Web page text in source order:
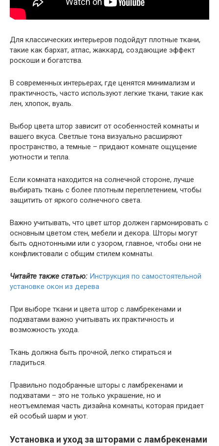
Для классических интерьеров подойдут плотные ткани,
такие как бархат, атлас, жаккард, создающие эффект
роскоши и богатства.
В современных интерьерах, где ценятся минимализм и
практичность, часто используют легкие ткани, такие как
лен, хлопок, вуаль.
Выбор цвета штор зависит от особенностей комнаты и
вашего вкуса. Светлые тона визуально расширяют
пространство, а темные – придают комнате ощущение
уютности и тепла.
Если комната находится на солнечной стороне, лучше
выбирать ткань с более плотным переплетением, чтобы
защитить от яркого солнечного света.
Важно учитывать, что цвет штор должен гармонировать с
основным цветом стен, мебели и декора. Шторы могут
быть однотонными или с узором, главное, чтобы они не
конфликтовали с общим стилем комнаты.
Читайте также статью: Инструкция по самостоятельной
установке окон из дерева
При выборе ткани и цвета штор с ламбрекенами и
подхватами важно учитывать их практичность и
возможность ухода.
Ткань должна быть прочной, легко стираться и
гладиться.
Правильно подобранные шторы с ламбрекенами и
подхватами – это не только украшение, но и
неотъемлемая часть дизайна комнаты, которая придает
ей особый шарм и уют.
Установка и уход за шторами с ламбрекенами